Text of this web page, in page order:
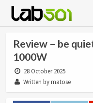
Review – be
1000W
28 October 2025
Written by matose